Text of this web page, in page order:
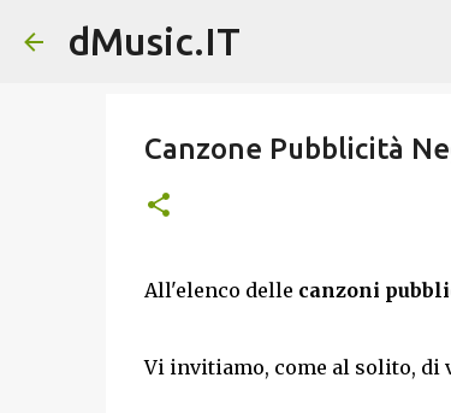
dMusic.IT
Canzone Pubblicità
All'elenco delle canzoni
Vi invitiamo, come al solito, di